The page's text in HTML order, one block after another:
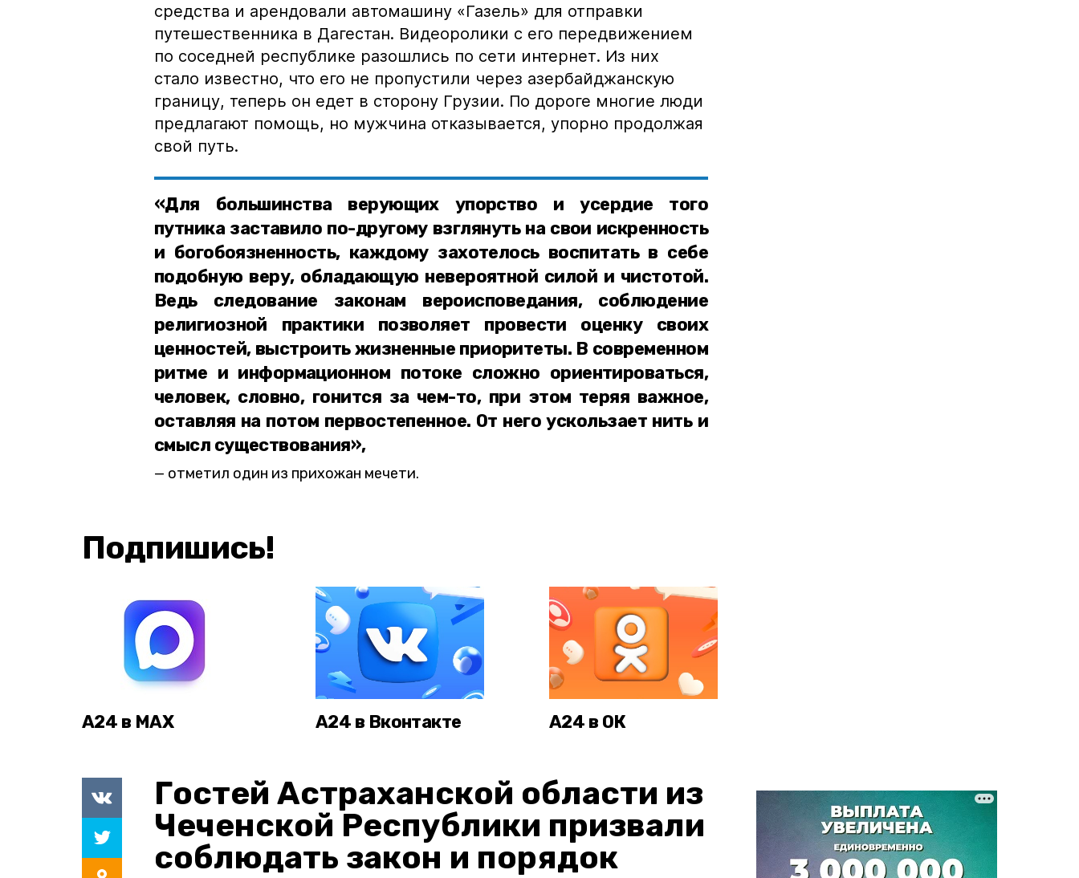
средства и арендовали автомашину «Газель» для отправки
путешественника в Дагестан. Видеоролики с его передвижением
по соседней республике разошлись по сети интернет. Из них
стало известно, что его не пропустили через азербайджанскую
границу, теперь он едет в сторону Грузии. По дороге многие люди
предлагают помощь, но мужчина отказывается, упорно продолжая
свой путь.
«Для большинства верующих упорство и усердие того
путника заставило по-другому взглянуть на свои искренность
и богобоязненность, каждому захотелось воспитать в себе
подобную веру, обладающую невероятной силой и чистотой.
Ведь следование законам вероисповедания, соблюдение
религиозной практики позволяет провести оценку своих
ценностей, выстроить жизненные приоритеты. В современном
ритме и информационном потоке сложно ориентироваться,
человек, словно, гонится за чем-то, при этом теряя важное,
оставляя на потом первостепенное. От него ускользает нить и
смысл существования»,
отметил один из прихожан мечети.
Подпишись!
А24 в MAX А24 в Вконтакте А24 в ОК
Гостей Астраханской области из
Чеченской Республики призвали
соблюдать закон и порядок